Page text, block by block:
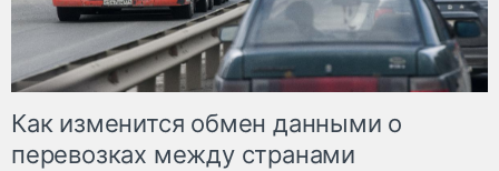
Как изменится обмен данными о
перевозках между странами